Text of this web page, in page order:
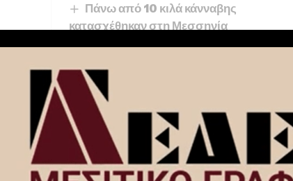
Πάνω από 10 κιλά κάνναβης
κατασχέθηκαν στη Μεσσηνία
«Πορτοκαλί» συναγερμός στην
Κορινθία: Πολύ υψηλός κίνδυνος
πυρκαγιάς, αύριο Κυριακή 9/8
ΟΛΥΜΠΙΑ ΟΔΟΣ: Ολιγόωρος
νυχτερινός αποκλεισμός μεταξύ των
κόμβων Εγλυκάδας και Πατρών-Κ1
της Περιμετρικής Πατρών